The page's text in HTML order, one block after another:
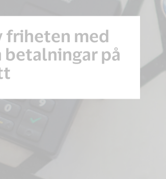
friheten med
betalningar på